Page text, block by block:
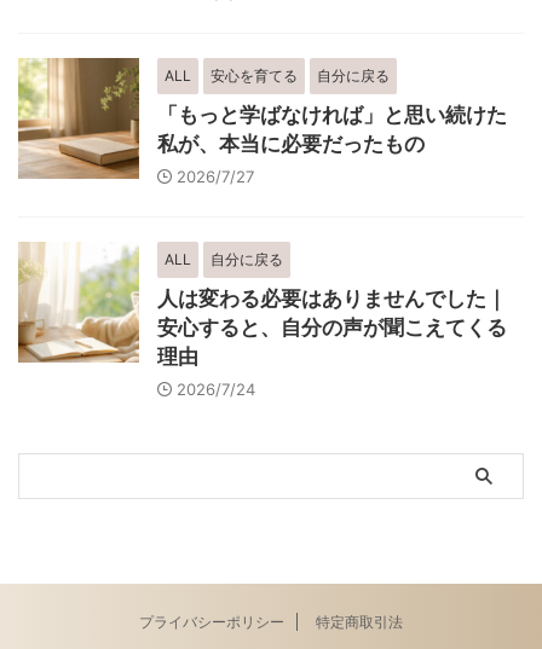
ALL 安心を育てる 自分に戻る
「もっと学ばなければ」と思い続けた
私が、本当に必要だったもの
2026/7/27
ALL 自分に戻る
人は変わる必要はありませんでした｜
安心すると、自分の声が聞こえてくる
理由
2026/7/24
プライバシーポリシー 特定商取引法